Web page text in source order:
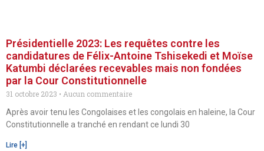
Présidentielle 2023: Les requêtes contre les
candidatures de Félix-Antoine Tshisekedi et Moïse
Katumbi déclarées recevables mais non fondées
par la Cour Constitutionnelle
31 octobre 2023
Aucun commentaire
Après avoir tenu les Congolaises et les congolais en haleine, la Cour
Constitutionnelle a tranché en rendant ce lundi 30
Lire [+]